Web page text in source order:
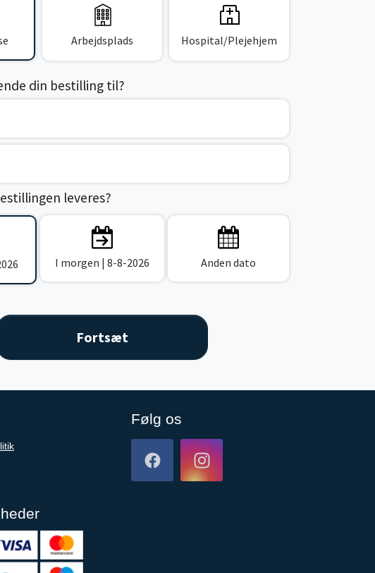
Arbejdsplads Hospital/Plejehjem
din bestilling til?
leveres?
I morgen | 8-8-2026 Anden dato
Følg os